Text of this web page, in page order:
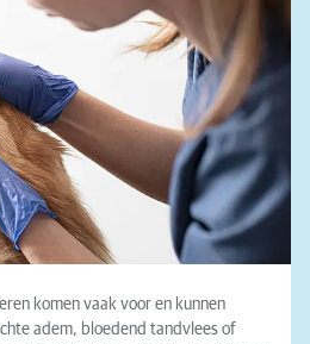
komen vaak voor en kunnen
adem, bloedend tandvlees of